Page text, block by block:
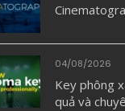
04/08/2026
Key phông
quả và